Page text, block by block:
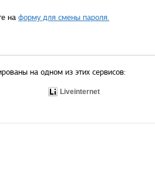
на форму для смены пароля.
на одном из этих сервисов:
Liveinternet